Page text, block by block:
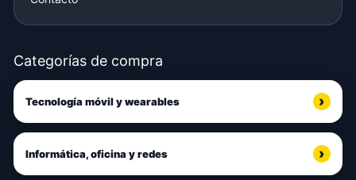
Categorías de compra
Tecnología móvil y wearables
Informática, oficina y redes